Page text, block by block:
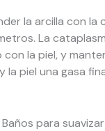
la arcilla con
La
la piel, y
la piel una gasa
para